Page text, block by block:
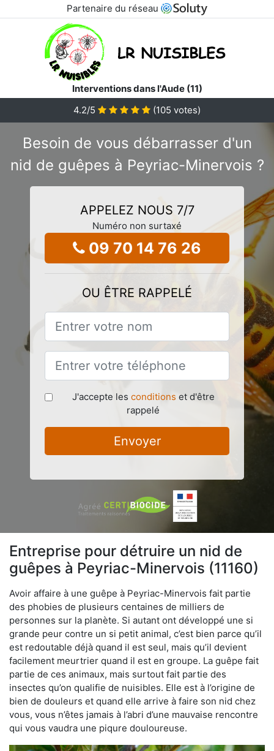
Partenaire du réseau
Interventions dans l'Aude (11)
4.2/5 (105 votes)
Besoin de vous débarrasser d'un
nid de guêpes à Peyriac-Minervois ?
APPELEZ NOUS 7/7
Numéro non surtaxé
09 70 14 76 26
OU ÊTRE RAPPELÉ
J'accepte les conditions et d'être
rappelé
Envoyer
Entreprise pour détruire un nid de
guêpes à Peyriac-Minervois (11160)
Avoir affaire à une guêpe à Peyriac-Minervois fait partie
des phobies de plusieurs centaines de milliers de
personnes sur la planète. Si autant ont développé une si
grande peur contre un si petit animal, c’est bien parce qu’il
est redoutable déjà quand il est seul, mais qu’il devient
facilement meurtrier quand il est en groupe. La guêpe fait
partie de ces animaux, mais surtout fait partie des
insectes qu’on qualifie de nuisibles. Elle est à l’origine de
bien de douleurs et quand elle arrive à faire son nid chez
vous, vous n’êtes jamais à l’abri d’une mauvaise rencontre
qui vous vaudra une piqure douloureuse.